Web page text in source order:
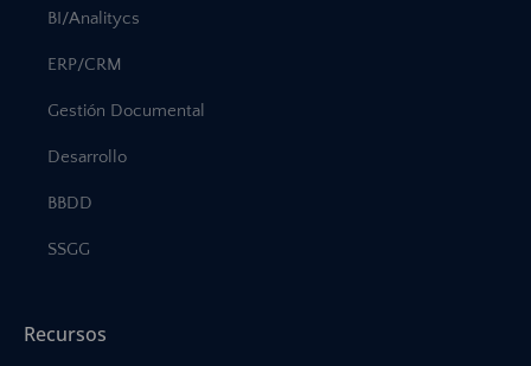
BI/Analitycs
ERP/CRM
Gestión Documental
Desarrollo
BBDD
SSGG
Recursos